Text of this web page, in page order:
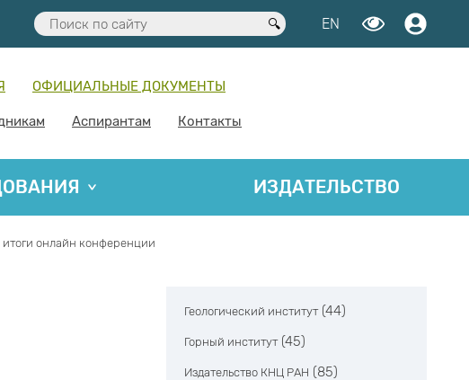
EN
ОФИЦИАЛЬНЫЕ ДОКУМЕНТЫ
Аспирантам Контакты
ИЗДАТЕЛЬСТВО
итоги онлайн конференции
Геологический институт (44)
Горный институт (45)
Издательство КНЦ РАН (85)